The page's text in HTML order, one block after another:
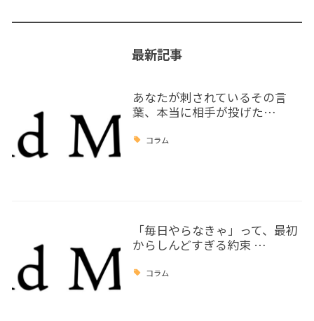
最新記事
あなたが刺されているその言
葉、本当に相手が投げた…
コラム
「毎日やらなきゃ」って、最初
からしんどすぎる約束 …
コラム